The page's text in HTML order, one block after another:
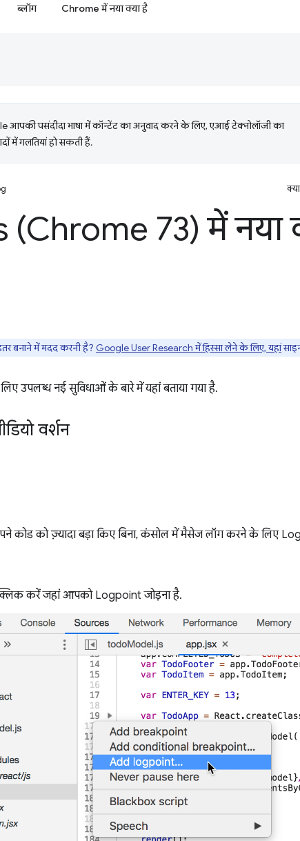
ब्लॉग Chrome में नया क्या है
आपकी पसंदीदा भाषा में कॉन्टेंट का अनुवाद करने के लिए, एआई टेक्नोलॉजी का
में गलतियां हो सकती हैं.
(Chrome 73) में नया
बनाने में मदद करनी है? Google User Research में हिस्सा लेने के लिए, यहां
उपलब्ध नई सुविधाओं के बारे में यहां बताया गया है.
वर्शन
कोड को ज़्यादा बड़ा किए बिना, कंसोल में मैसेज लॉग करने के लिए
करें जहां आपको Logpoint जोड़ना है.